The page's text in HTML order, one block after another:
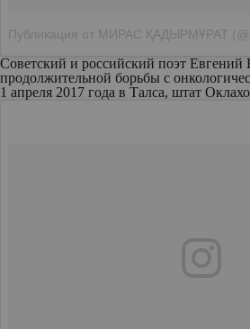
Публикация от МИРАС ҚАДЫРМҰРАТ
Советский и российский поэт Евгений
продолжительной борьбы с
1 апреля 2017 года в Талса, штат